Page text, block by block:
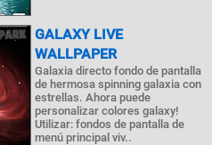
GALAXY LIVE
WALLPAPER
Galaxia directo fondo de pantalla
de hermosa spinning galaxia con
estrellas. Ahora puede
personalizar colores galaxy!
Utilizar: fondos de pantalla de
menú principal viv..